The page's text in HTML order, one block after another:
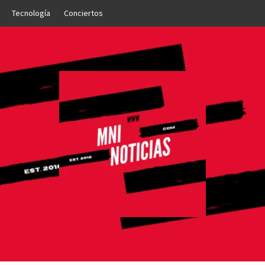
Tecnología Conciertos